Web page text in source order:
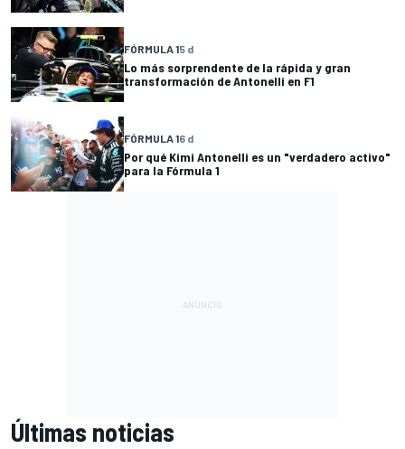
FÓRMULA 15 d
Lo más sorprendente de la rápida y gran
transformación de Antonelli en F1
FÓRMULA 16 d
Por qué Kimi Antonelli es un "verdadero activo"
para la Fórmula 1
Últimas noticias